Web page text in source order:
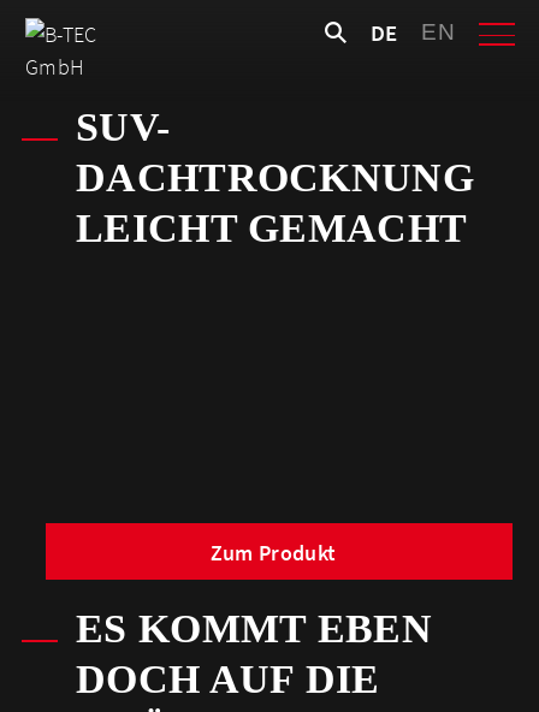
Suchen
DE EN
Skip
content
SUV-
DACHTROCKNUNG
LEICHT GEMACHT
Zum Produkt
ES KOMMT EBEN
DOCH AUF DIE